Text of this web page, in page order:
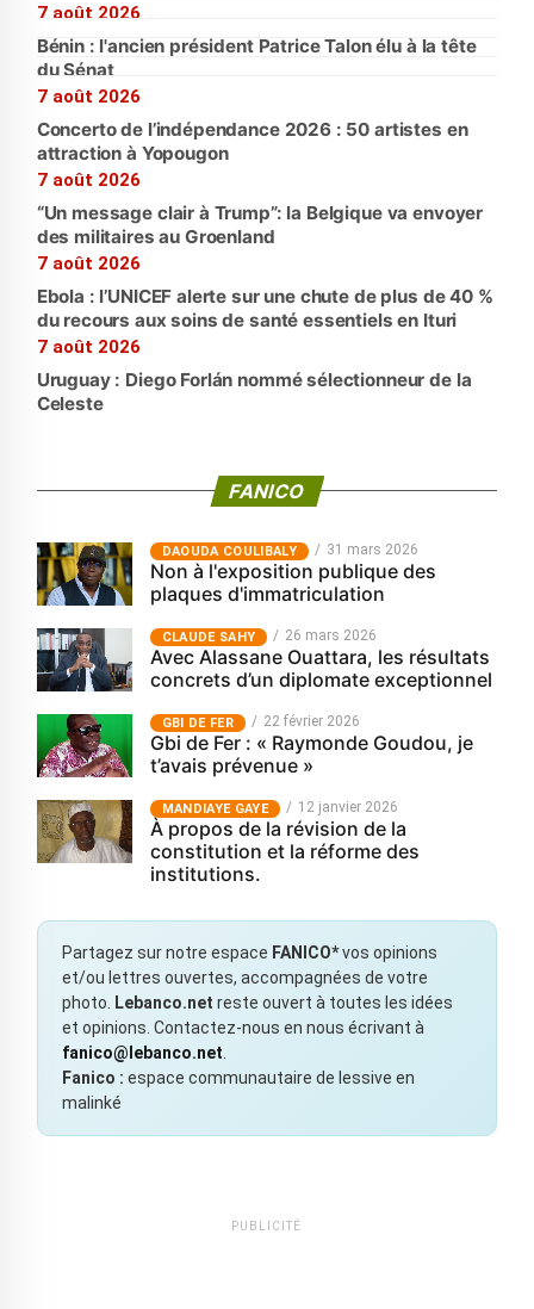
7 août 2026
Bénin : l'ancien président Patrice Talon élu à la tête
du Sénat
7 août 2026
Concerto de l’indépendance 2026 : 50 artistes en
attraction à Yopougon
7 août 2026
“Un message clair à Trump”: la Belgique va envoyer
des militaires au Groenland
7 août 2026
Ebola : l’UNICEF alerte sur une chute de plus de 40 %
du recours aux soins de santé essentiels en Ituri
7 août 2026
Uruguay : Diego Forlán nommé sélectionneur de la
Celeste
FANICO
‎DAOUDA COULIBALY 31 mars 2026
Non à l'exposition publique des
plaques d'immatriculation
CLAUDE SAHY 26 mars 2026
Avec Alassane Ouattara, les résultats
concrets d’un diplomate exceptionnel
GBI DE FER 22 février 2026
Gbi de Fer : « Raymonde Goudou, je
t’avais prévenue »
MANDIAYE GAYE 12 janvier 2026
À propos de la révision de la
constitution et la réforme des
institutions.
Partagez sur notre espace FANICO*vos opinions
et/ou lettres ouvertes, accompagnées de votre
photo.
Lebanco.net reste ouvert à toutes les idées
et opinions. Contactez-nous en nous écrivant à
fanico@lebanco.net
Fanico : espace communautaire de lessive en
malinké
PUBLICITÉ